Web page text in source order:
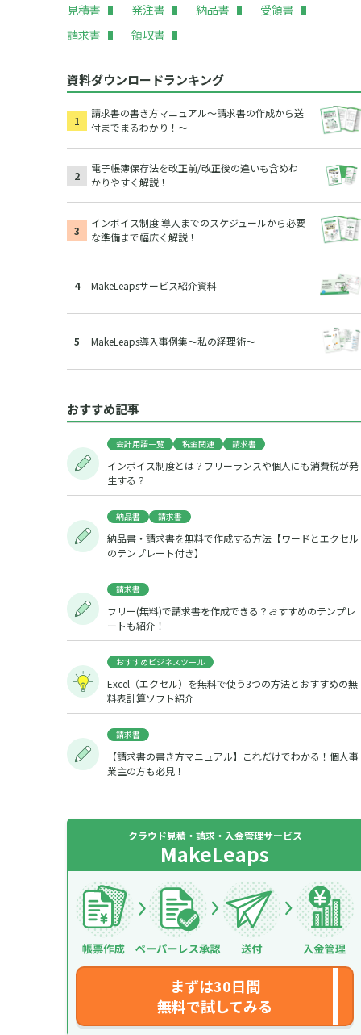
見積書 発注書 納品書
受領書
請求書
領収書
資料ダウンロードランキング
請求書の書き方マニュアル～請求書の作成から送
付までまるわかり！～
電子帳簿保存法を改正前/改正後の違いも含めわ
かりやすく解説！
インボイス制度 導入までのスケジュールから必要
な準備まで幅広く解説！
MakeLeapsサービス紹介資料
MakeLeaps導入事例集～私の経理術～
おすすめ記事
会計用語一覧 税金関連 請求書
インボイス制度とは？フリーランスや個人にも消費税が発
生する？
納品書 請求書
納品書・請求書を無料で作成する方法【ワードとエクセル
のテンプレート付き】
請求書
フリー(無料)で請求書を作成できる？おすすめのテンプレ
ートも紹介！
おすすめビジネスツール
Excel（エクセル）を無料で使う3つの方法とおすすめの無
料表計算ソフト紹介
請求書
【請求書の書き方マニュアル】これだけでわかる！個人事
業主の方も必見！
クラウド見積・請求・入金管理サービス
MakeLeaps
まずは30日間
無料で試してみる